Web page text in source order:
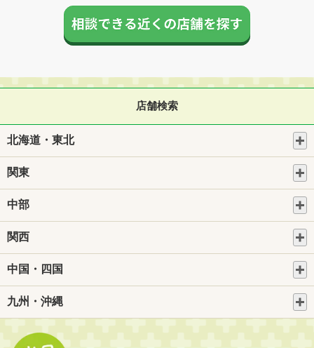
店舗検索
北海道・東北
関東
中部
関西
中国・四国
九州・沖縄